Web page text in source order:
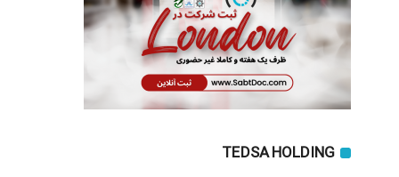
TEDSA HOLDING